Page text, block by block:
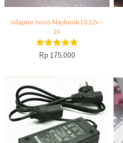
Adaptor Axioo Maybook 10 12v –
2A
Rp 175.000